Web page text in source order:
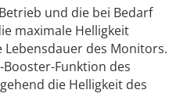
und die bei Bedarf
maximale Helligkeit
Lebensdauer des Monitors.
Funktion des
die Helligkeit des